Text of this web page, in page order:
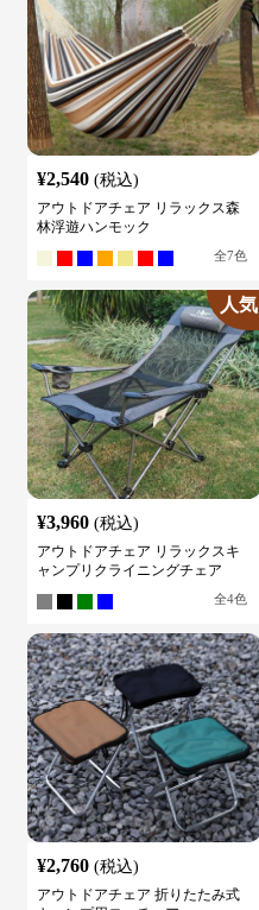
¥2,540 (税込)
アウトドアチェア リラックス森
林浮遊ハンモック
全7色
人気
¥3,960 (税込)
アウトドアチェア リラックスキ
ャンプリクライニングチェア
全4色
¥2,760 (税込)
アウトドアチェア 折りたたみ式